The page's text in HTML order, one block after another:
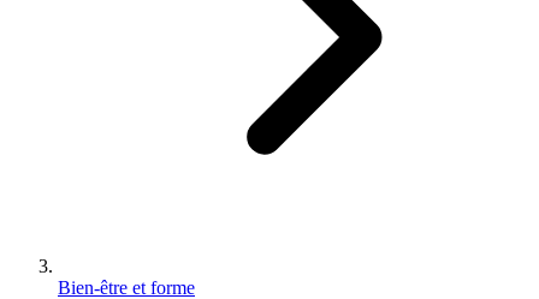
Bien-être et forme